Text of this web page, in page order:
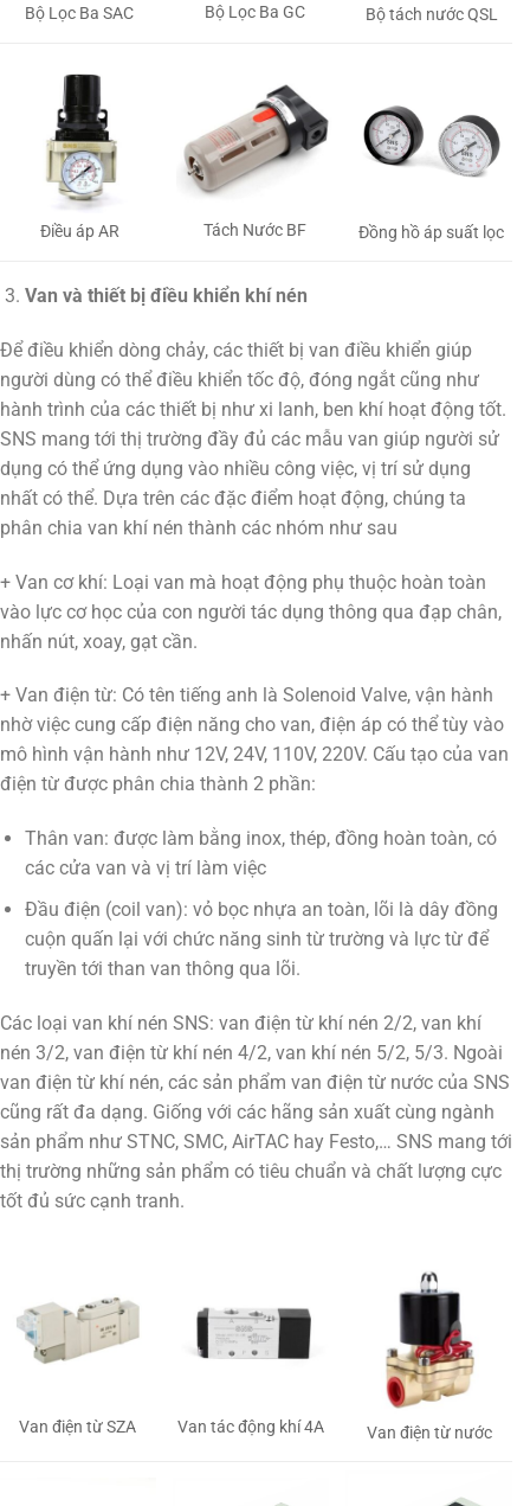
Bộ Lọc Ba SAC Bộ Lọc Ba GC Bộ tách nước QSL
Điều áp AR Tách Nước BF Đồng hồ áp suất lọc
Van và thiết bị điều khiển khí nén
Để điều khiển dòng chảy, các thiết bị van điều khiển giúp
người dùng có thể điều khiển tốc độ, đóng ngắt cũng như
hành trình của các thiết bị như xi lanh, ben khí hoạt động tốt.
SNS mang tới thị trường đầy đủ các mẫu van giúp người sử
dụng có thể ứng dụng vào nhiều công việc, vị trí sử dụng
nhất có thể. Dựa trên các đặc điểm hoạt động, chúng ta
phân chia van khí nén thành các nhóm như sau
+ Van cơ khí: Loại van mà hoạt động phụ thuộc hoàn toàn
vào lực cơ học của con người tác dụng thông qua đạp chân,
nhấn nút, xoay, gạt cần.
+ Van điện từ: Có tên tiếng anh là Solenoid Valve, vận hành
nhờ việc cung cấp điện năng cho van, điện áp có thể tùy vào
mô hình vận hành như 12V, 24V, 110V, 220V. Cấu tạo của van
điện từ được phân chia thành 2 phần:
Thân van: được làm bằng inox, thép, đồng hoàn toàn, có
các cửa van và vị trí làm việc
Đầu điện (coil van): vỏ bọc nhựa an toàn, lõi là dây đồng
cuộn quấn lại với chức năng sinh từ trường và lực từ để
truyền tới than van thông qua lõi.
Các loại van khí nén SNS: van điện từ khí nén 2/2, van khí
nén 3/2, van điện từ khí nén 4/2, van khí nén 5/2, 5/3. Ngoài
van điện từ khí nén, các sản phẩm van điện từ nước của SNS
cũng rất đa dạng. Giống với các hãng sản xuất cùng ngành
sản phẩm như STNC, SMC, AirTAC hay Festo,… SNS mang tới
thị trường những sản phẩm có tiêu chuẩn và chất lượng cực
tốt đủ sức cạnh tranh.
Van điện từ SZA Van tác động khí 4A Van điện từ nước